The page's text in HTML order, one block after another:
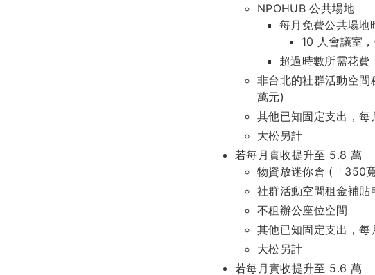
NPOHUB 公共場地
每月免費公共場地
10 人會議室
超過時數所需花費
非台北的社群活動空
萬元)
其他已知固定支出，
大松另計
若每月實收提升至 5.8 萬
物資放迷你倉 (「350
社群活動空間租金補
不租辦公座位空間
其他已知固定支出，
大松另計
若每月實收提升至 5.6 萬